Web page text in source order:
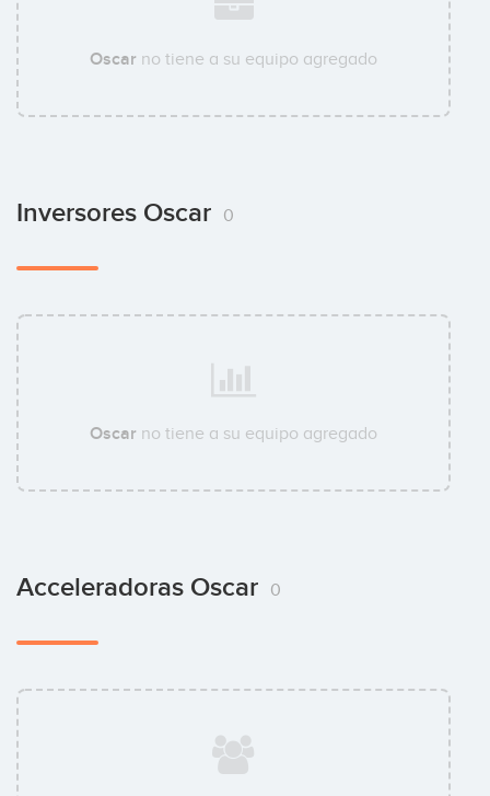
Oscar no tiene a su equipo agregado
Inversores Oscar 0
Oscar no tiene a su equipo agregado
Acceleradoras Oscar 0